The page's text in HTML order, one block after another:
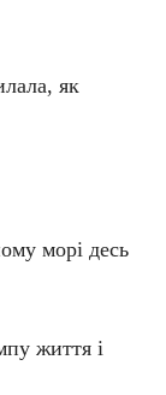
як
морі десь
життя і